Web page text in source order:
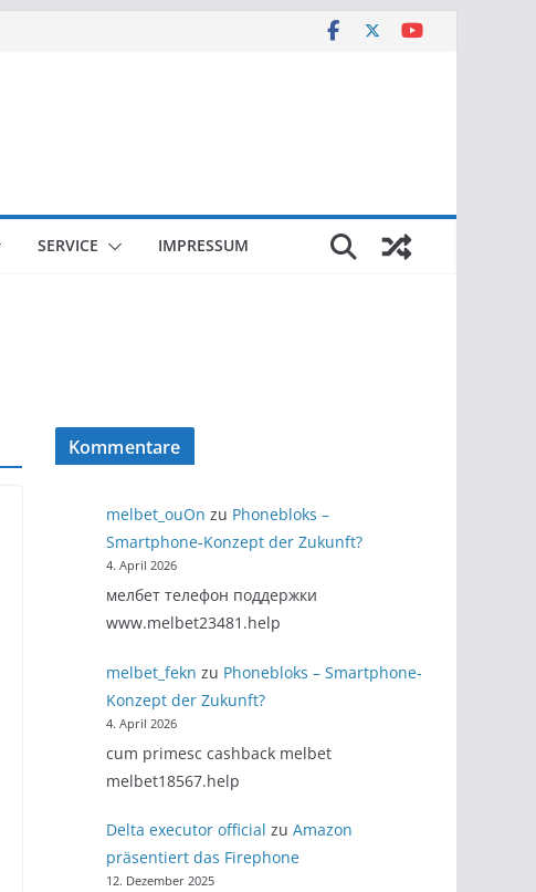
SERVICE IMPRESSUM
Kommentare
melbet_ouOn zu Phonebloks –
Smartphone-Konzept der Zukunft?
4. April 2026
мелбет телефон поддержки
www.melbet23481.help
melbet_fekn zu Phonebloks – Smartphone-
Konzept der Zukunft?
4. April 2026
cum primesc cashback melbet
melbet18567.help
Delta executor official zu Amazon
präsentiert das Firephone
12. Dezember 2025